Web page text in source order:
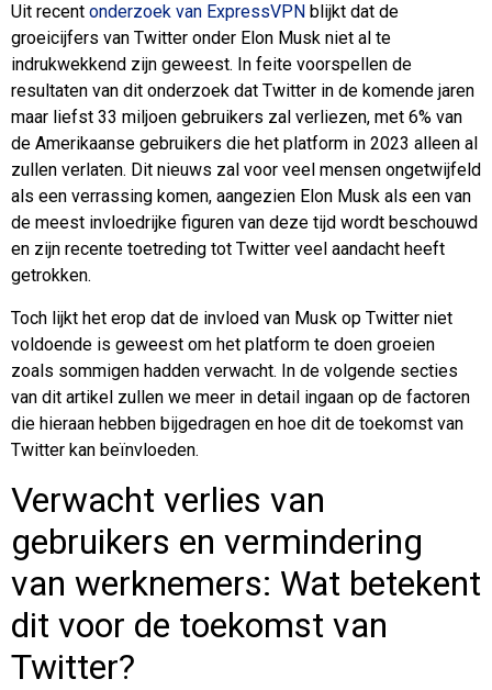
Uit recent onderzoek van ExpressVPN blijkt dat de
groeicijfers van Twitter onder Elon Musk niet al te
indrukwekkend zijn geweest. In feite voorspellen de
resultaten van dit onderzoek dat Twitter in de komende jaren
maar liefst 33 miljoen gebruikers zal verliezen, met 6% van
de Amerikaanse gebruikers die het platform in 2023 alleen al
zullen verlaten. Dit nieuws zal voor veel mensen ongetwijfeld
als een verrassing komen, aangezien Elon Musk als een van
de meest invloedrijke figuren van deze tijd wordt beschouwd
en zijn recente toetreding tot Twitter veel aandacht heeft
getrokken.
Toch lijkt het erop dat de invloed van Musk op Twitter niet
voldoende is geweest om het platform te doen groeien
zoals sommigen hadden verwacht. In de volgende secties
van dit artikel zullen we meer in detail ingaan op de factoren
die hieraan hebben bijgedragen en hoe dit de toekomst van
Twitter kan beïnvloeden.
Verwacht verlies van
gebruikers en vermindering
van werknemers: Wat betekent
dit voor de toekomst van
Twitter?